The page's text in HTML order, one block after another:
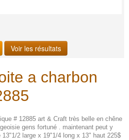
a charbon
# 12885 art & Craft très belle en chêne
gens fortuné . maintenant peut y
2 large x 19"1/4 long x 13" haut 225$